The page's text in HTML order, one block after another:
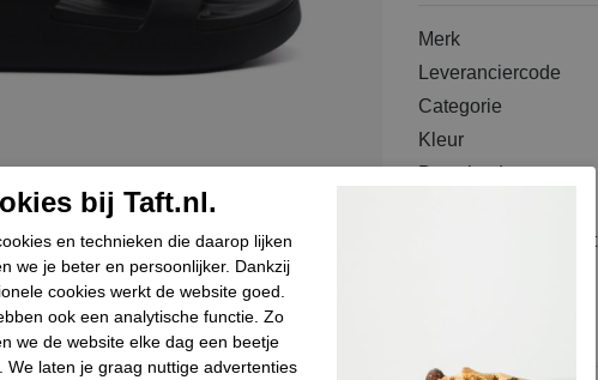
Merk
Leveranciercode
Categorie
Kleur
Bestelcode
Materiaal binnenkant
bij Taft.nl.
en technieken die daarop lijken
we je beter en persoonlijker. Dankzij
cookies werkt de website goed.
ook een analytische functie. Zo
we de website elke dag een beetje
We laten je graag nuttige advertenties